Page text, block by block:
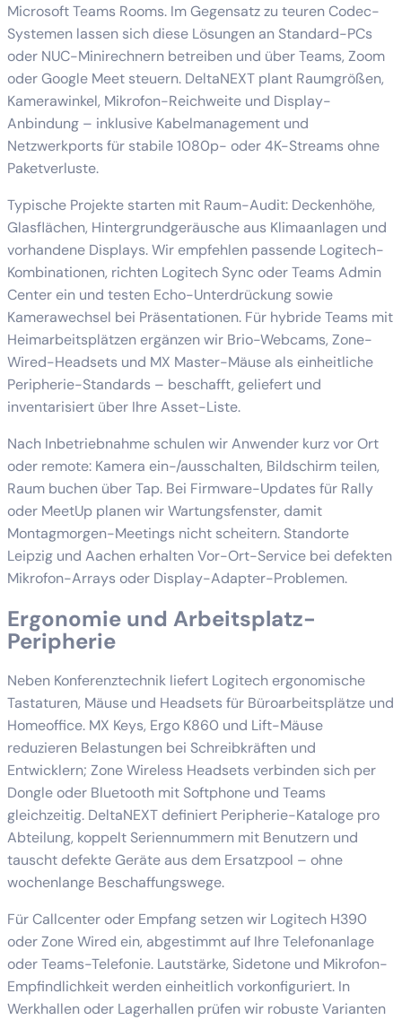
Microsoft Teams Rooms. Im Gegensatz zu teuren Codec-
Systemen lassen sich diese Lösungen an Standard-PCs
oder NUC-Minirechnern betreiben und über Teams, Zoom
oder Google Meet steuern. DeltaNEXT plant Raumgrößen,
Kamerawinkel, Mikrofon-Reichweite und Display-
Anbindung – inklusive Kabelmanagement und
Netzwerkports für stabile 1080p- oder 4K-Streams ohne
Paketverluste.
Typische Projekte starten mit Raum-Audit: Deckenhöhe,
Glasflächen, Hintergrundgeräusche aus Klimaanlagen und
vorhandene Displays. Wir empfehlen passende Logitech-
Kombinationen, richten Logitech Sync oder Teams Admin
Center ein und testen Echo-Unterdrückung sowie
Kamerawechsel bei Präsentationen. Für hybride Teams mit
Heimarbeitsplätzen ergänzen wir Brio-Webcams, Zone-
Wired-Headsets und MX Master-Mäuse als einheitliche
Peripherie-Standards – beschafft, geliefert und
inventarisiert über Ihre Asset-Liste.
Nach Inbetriebnahme schulen wir Anwender kurz vor Ort
oder remote: Kamera ein-/ausschalten, Bildschirm teilen,
Raum buchen über Tap. Bei Firmware-Updates für Rally
oder MeetUp planen wir Wartungsfenster, damit
Montagmorgen-Meetings nicht scheitern. Standorte
Leipzig und Aachen erhalten Vor-Ort-Service bei defekten
Mikrofon-Arrays oder Display-Adapter-Problemen.
Ergonomie und Arbeitsplatz-
Peripherie
Neben Konferenztechnik liefert Logitech ergonomische
Tastaturen, Mäuse und Headsets für Büroarbeitsplätze und
Homeoffice. MX Keys, Ergo K860 und Lift-Mäuse
reduzieren Belastungen bei Schreibkräften und
Entwicklern; Zone Wireless Headsets verbinden sich per
Dongle oder Bluetooth mit Softphone und Teams
gleichzeitig. DeltaNEXT definiert Peripherie-Kataloge pro
Abteilung, koppelt Seriennummern mit Benutzern und
tauscht defekte Geräte aus dem Ersatzpool – ohne
wochenlange Beschaffungswege.
Für Callcenter oder Empfang setzen wir Logitech H390
oder Zone Wired ein, abgestimmt auf Ihre Telefonanlage
oder Teams-Telefonie. Lautstärke, Sidetone und Mikrofon-
Empfindlichkeit werden einheitlich vorkonfiguriert. In
Werkhallen oder Lagerhallen prüfen wir robuste Varianten